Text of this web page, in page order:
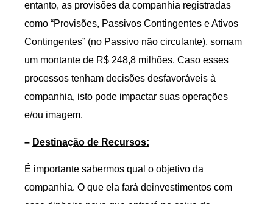
entanto, as provisões da companhia registradas
como “Provisões, Passivos Contingentes e Ativos
Contingentes” (no Passivo não circulante), somam
um montante de R$ 248,8 milhões. Caso esses
processos tenham decisões desfavoráveis à
companhia, isto pode impactar suas operações
e/ou imagem.
– Destinação de Recursos:
É importante sabermos qual o objetivo da
companhia. O que ela fará deinvestimentos com